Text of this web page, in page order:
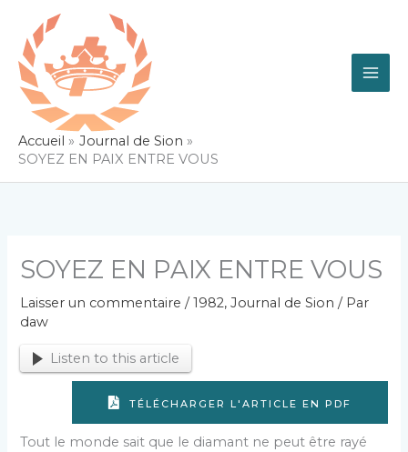
contenu
Accueil
Journal de Sion
SOYEZ EN PAIX ENTRE VOUS
SOYEZ EN PAIX ENTRE VOUS
Laisser un commentaire /1982,Journal de Sion / Par
daw
Listen to this article
TÉLÉCHARGER L'ARTICLE EN PDF
Tout le monde sait que le diamant ne peut être rayé